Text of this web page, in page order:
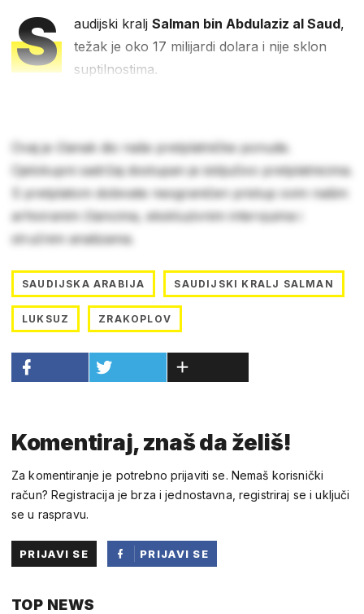
S audijski kraljSalman bin Abdulaziz al Saud,
težak je oko 17 milijardi dolara i nije sklon
suptilnostima.
Ovaj je članak dio naše pretplatničke ponude.
Cjelokupni sadržaj dostupan je isključivo pretplatnicima.
S pretplatom dobivate neograničen pristup svim našim
arhiviranim člancima, ekskluzivnim intervjuima i
stručnim analizama.
SAUDIJSKA ARABIJA SAUDIJSKI KRALJ SALMAN
LUKSUZ ZRAKOPLOV
Komentiraj, znaš da želiš!
Za komentiranje je potrebno prijaviti se. Nemaš korisnički
račun? Registracija je brza i jednostavna, registriraj se i uključi
se u raspravu.
PRIJAVI SE
PRIJAVI SE
TOP NEWS